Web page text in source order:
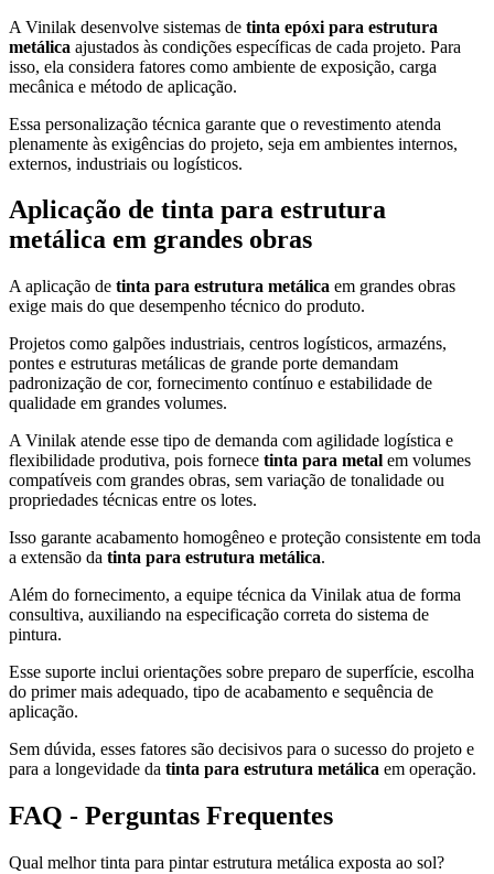
A Vinilak desenvolve sistemas de tinta epóxi para estrutura
metálica ajustados às condições específicas de cada projeto. Para
isso, ela considera fatores como ambiente de exposição, carga
mecânica e método de aplicação.
Essa personalização técnica garante que o revestimento atenda
plenamente às exigências do projeto, seja em ambientes internos,
externos, industriais ou logísticos.
Aplicação de tinta para estrutura
metálica em grandes obras
A aplicação de tinta para estrutura metálica em grandes obras
exige mais do que desempenho técnico do produto.
Projetos como galpões industriais, centros logísticos, armazéns,
pontes e estruturas metálicas de grande porte demandam
padronização de cor, fornecimento contínuo e estabilidade de
qualidade em grandes volumes.
A Vinilak atende esse tipo de demanda com agilidade logística e
flexibilidade produtiva, pois fornece tinta para metal em volumes
compatíveis com grandes obras, sem variação de tonalidade ou
propriedades técnicas entre os lotes.
Isso garante acabamento homogêneo e proteção consistente em toda
a extensão da tinta para estrutura metálica.
Além do fornecimento, a equipe técnica da Vinilak atua de forma
consultiva, auxiliando na especificação correta do sistema de
pintura.
Esse suporte inclui orientações sobre preparo de superfície, escolha
do primer mais adequado, tipo de acabamento e sequência de
aplicação.
Sem dúvida, esses fatores são decisivos para o sucesso do projeto e
para a longevidade da tinta para estrutura metálica em operação.
FAQ - Perguntas Frequentes
Qual melhor tinta para pintar estrutura metálica exposta ao sol?